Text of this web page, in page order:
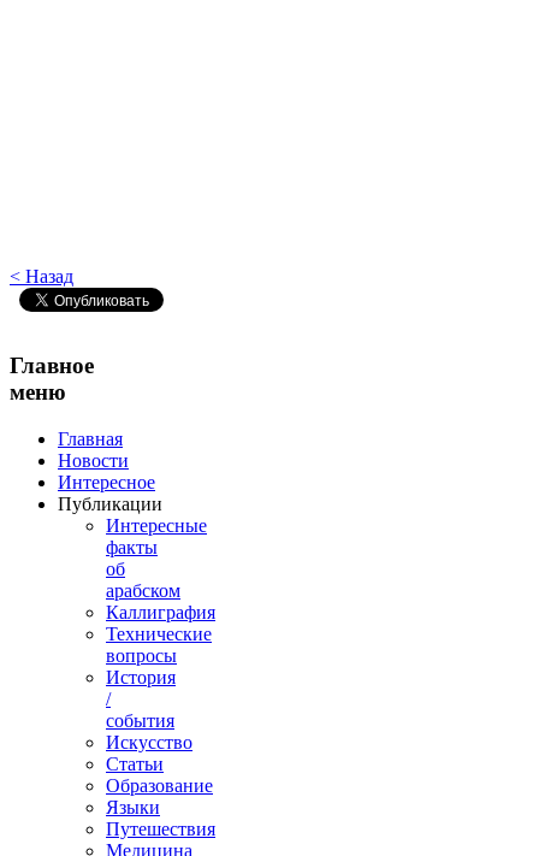
< Назад
Главное
меню
Главная
Новости
Интересное
Публикации
Интересные
факты
об
арабском
Каллиграфия
Технические
вопросы
История
/
события
Искусство
Статьи
Образование
Языки
Путешествия
Медицина